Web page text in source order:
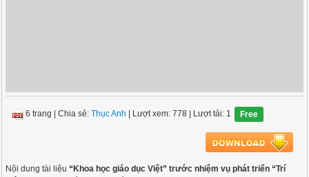
6 trang |Chia sẻ:Thục Anh | Lượt xem: 778 | Lượt tải: 1 Free
Nội dung tài liệu “Khoa học giáo dục Việt” trước nhiệm vụ phát triển “Trí